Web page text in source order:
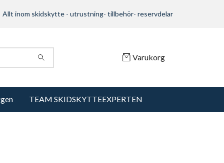
Allt inom skidskytte - utrustning- tillbehör- reservdelar
Varukorg
TEAM SKIDSKYTTEEXPERTEN